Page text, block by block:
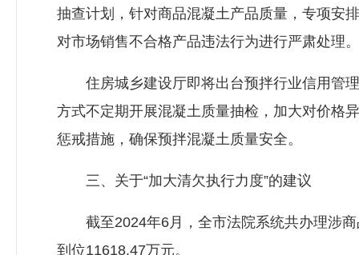
抽查计划，针对商品混凝土产品质量，专项安
对市场销售不合格产品违法行为进行严肃处理。
住房城乡建设厅即将出台预拌行业信用管理
方式不定期开展混凝土质量抽检，加大对价格
惩戒措施，确保预拌混凝土质量安全。
三、关于“加大清欠执行力度”的建议
截至2024年6月，全市法院系统共办理涉商
到位11618.47万元。